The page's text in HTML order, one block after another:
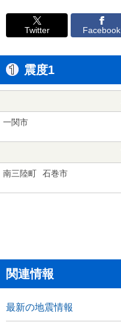
Twitter Facebook
震度1
一関市
南三陸町 石巻市
関連情報
最新の地震情報